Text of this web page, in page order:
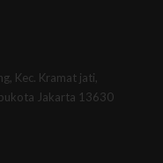
Kec. Kramat jati,
Jakarta 13630